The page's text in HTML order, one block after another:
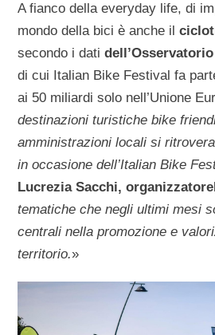
A fianco della everyday life, di
mondo della bici è anche il
secondo i dati
di cui Italian Bike Festival fa
ai 50 miliardi solo nell’Unione
destinazioni turistiche bike
amministrazioni locali si
in occasione dell’Italian Bike
Lucrezia Sacchi, organizzatore
tematiche che negli ultimi mesi
centrali nella promozione e
territorio.»